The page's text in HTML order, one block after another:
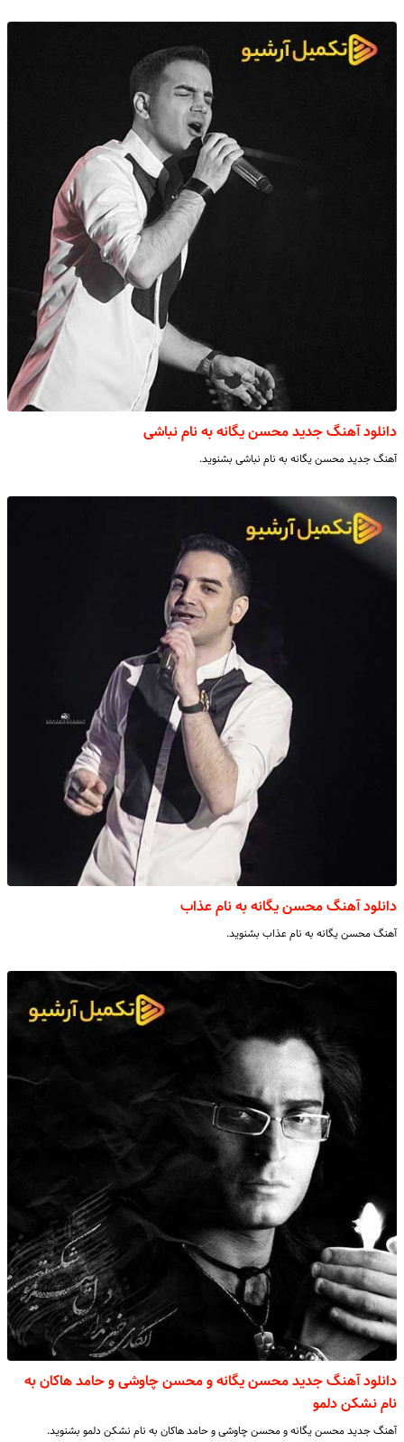
دانلود آهنگ جدید محسن یگانه به نام نباشی
آهنگ جدید محسن یگانه به نام نباشی بشنوید.
دانلود آهنگ محسن یگانه به نام عذاب
آهنگ محسن یگانه به نام عذاب بشنوید.
دانلود آهنگ جدید محسن یگانه و محسن چاوشی و حامد هاکان به
نام نشکن دلمو
آهنگ جدید محسن یگانه و محسن چاوشی و حامد هاکان به نام نشکن دلمو بشنوید.